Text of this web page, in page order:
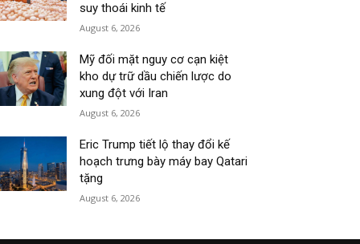
suy thoái kinh tế
August 6, 2026
Mỹ đối mặt nguy cơ cạn kiệt
kho dự trữ dầu chiến lược do
xung đột với Iran
August 6, 2026
Eric Trump tiết lộ thay đổi kế
hoạch trưng bày máy bay Qatari
tặng
August 6, 2026